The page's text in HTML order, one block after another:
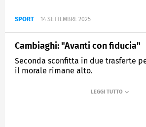
SPORT 14 SETTEMBRE 2025
Cambiaghi: "Avanti con fiducia"
Seconda sconfitta in due trasferte
il morale rimane alto.
SPORTMEDIASET